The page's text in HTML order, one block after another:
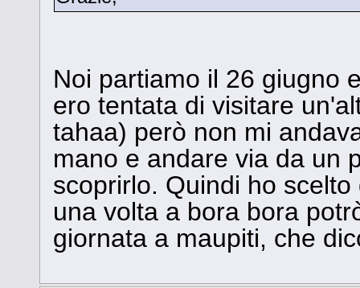
Noi partiamo il 26 giugno
ero tentata di visitare
tahaa) però non mi
mano e andare via da un
scoprirlo. Quindi ho
una volta a bora bora
giornata a maupiti, che